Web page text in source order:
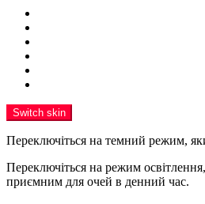
Switch skin
Переключіться на темний режим,
Переключіться на режим
приємним для очей в денний час.